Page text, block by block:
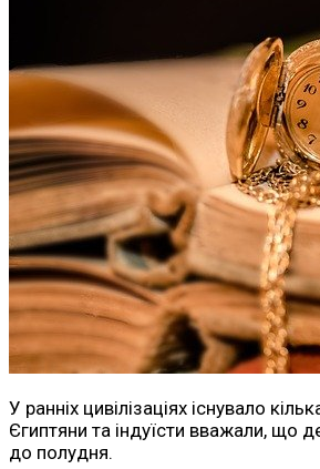
У ранніх цивілізаціях існувало
Єгиптяни та індуїсти вважали, що
до полудня.